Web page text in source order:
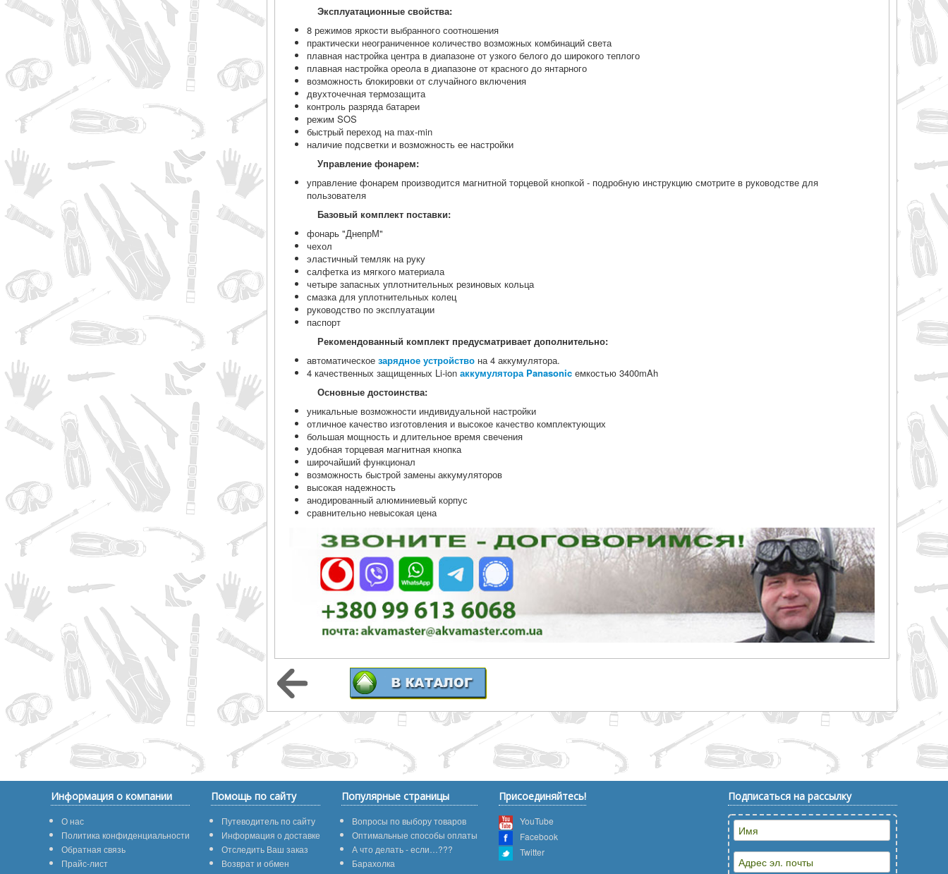
Эксплуатационные свойства:
8 режимов яркости выбранного соотношения
практически неограниченное количество возможных комбинаций света
плавная настройка центра в диапазоне от узкого белого до широкого теплого
плавная настройка ореола в диапазоне от красного до янтарного
возможность блокировки от случайного включения
двухточечная термозащита
контроль разряда батареи
режим SOS
быстрый переход на max-min
наличие подсветки и возможность ее настройки
Управление фонарем:
управление фонарем производится магнитной торцевой кнопкой - подробную инструкцию смотрите в руководстве для
пользователя
Базовый комплект поставки:
фонарь "ДнепрМ"
чехол
эластичный темляк на руку
салфетка из мягкого материала
четыре запасных уплотнительных резиновых кольца
смазка для уплотнительных колец
руководство по эксплуатации
паспорт
Рекомендованный комплект предусматривает дополнительно:
автоматическоезарядное устройство на 4 аккумулятора.
4 качественных защищенных Li-ionаккумулятора Panasonic емкостью 3400mAh
Основные достоинства:
уникальные возможности индивидуальной настройки
отличное качество изготовления и высокое качество комплектующих
большая мощность и длительное время свечения
удобная торцевая магнитная кнопка
широчайший функционал
возможность быстрой замены аккумуляторов
высокая надежность
анодированный алюминиевый корпус
сравнительно невысокая цена
Информация о компании
О нас
Политика конфиденциальности
Обратная связь
Прайс-лист
Помощь по сайту
Путеводитель по сайту
Информация о доставке
Отследить Ваш заказ
Возврат и обмен
Популярные страницы
Вопросы по выбору товаров
Оптимальные способы оплаты
А что делать - если…???
Барахолка
Присоединяйтесь!
YouTube
Facebook
Twitter
Подписаться на рассылку